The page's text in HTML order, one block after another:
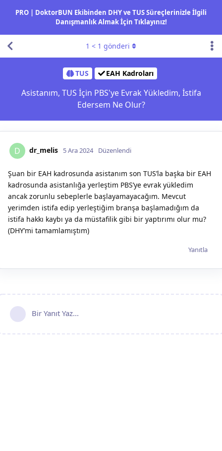
PRO | DoktorBUN Ekibinden DHY ve TUS Süreçlerinizle İlgili
Danışmanlık Almak İçin Tıklayınız!
TUS EAH Kadroları
Asistanım, TUS İçin PBS'ye Evrak Yükledim, İstifa
Edersem Ne Olur?
1 < 1 gönderi
D dr_melis 5 Ara 2024 Düzenlendi
Şuan bir EAH kadrosunda asistanım son TUS’la başka bir EAH
kadrosunda asistanlığa yerleştim PBS’ye evrak yükledim
ancak zorunlu sebeplerle başlayamayacağım. Mevcut
yerimden istifa edip yerleştiğim branşa başlamadığım da
istifa hakkı kaybı ya da müstafilik gibi bir yaptırımı olur mu?
(DHY’mi tamamlamıştım)
Yanıtla
Bir Yanıt Yaz...